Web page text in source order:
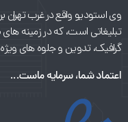
وی استودیو واقع در غرب تهران
تبلیغاتی است، که در زمینه
گرافیک، تدوین و جلوه های
اعتماد شما، سرمایه ماست...